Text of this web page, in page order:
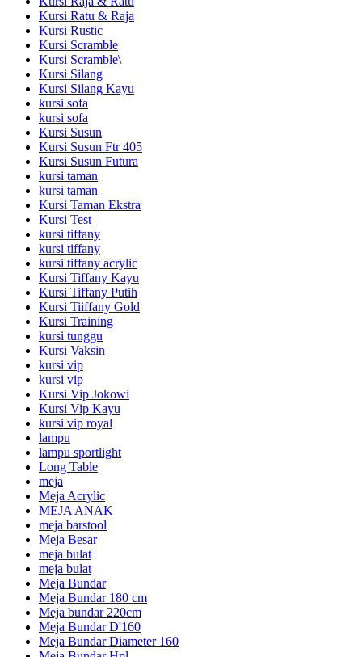
Kursi Ratu & Raja
Kursi Rustic
Kursi Scramble
Kursi Scramble\
Kursi Silang
Kursi Silang Kayu
kursi sofa
kursi sofa
Kursi Susun
Kursi Susun Ftr 405
Kursi Susun Futura
kursi taman
kursi taman
Kursi Taman Ekstra
Kursi Test
kursi tiffany
kursi tiffany
kursi tiffany acrylic
Kursi Tiffany Kayu
Kursi Tiffany Putih
Kursi Tiiffany Gold
Kursi Training
kursi tunggu
Kursi Vaksin
kursi vip
kursi vip
Kursi Vip Jokowi
Kursi Vip Kayu
kursi vip royal
lampu
lampu sportlight
Long Table
meja
Meja Acrylic
MEJA ANAK
meja barstool
Meja Besar
meja bulat
meja bulat
Meja Bundar
Meja Bundar 180 cm
Meja bundar 220cm
Meja Bundar D'160
Meja Bundar Diameter 160